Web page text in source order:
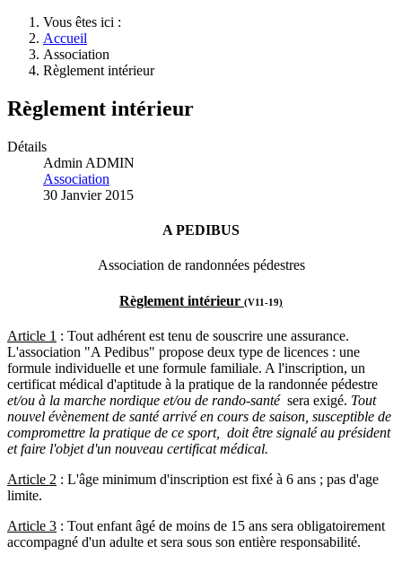
Vous êtes ici :
Accueil
Association
Règlement intérieur
Règlement intérieur
Détails
Admin ADMIN
Association
30 Janvier 2015
A PEDIBUS
Association de randonnées pédestres
Règlement intérieur (V11-19)
Article 1 : Tout adhérent est tenu de souscrire une assurance.
L'association "A Pedibus" propose deux type de licences : une
formule individuelle et une formule familiale. A l'inscription, un
certificat médical d'aptitude à la pratique de la randonnée pédestre
et/ou à la marche nordique et/ou de rando-santé sera exigé. Tout
nouvel évènement de santé arrivé en cours de saison, susceptible de
compromettre la pratique de ce sport, doit être signalé au président
et faire l'objet d'un nouveau certificat médical.
Article 2 : L'âge minimum d'inscription est fixé à 6 ans ; pas d'age
limite.
Article 3 : Tout enfant âgé de moins de 15 ans sera obligatoirement
accompagné d'un adulte et sera sous son entière responsabilité.